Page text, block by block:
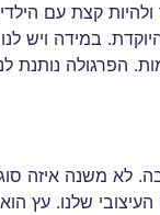
קצת עם
במידה ויש
הפרגולה נותנת
משנה איזה סוג
שלנו. עץ